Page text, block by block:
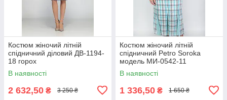
Костюм жіночий літній
спідничний діловий ДВ-1194-
18 горох
В наявності
2 632,50 ₴ 3 250 ₴
Костюм жіночий літній
спідничний Petro Soroka
модель МИ-0542-11
блакитний 62
В наявності
1 336,50 ₴ 1 650 ₴